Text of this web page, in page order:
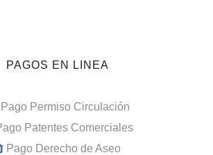
PAGOS EN LINEA
Pago Permiso Circulación
Patentes Comerciales
Pago Derecho de Aseo